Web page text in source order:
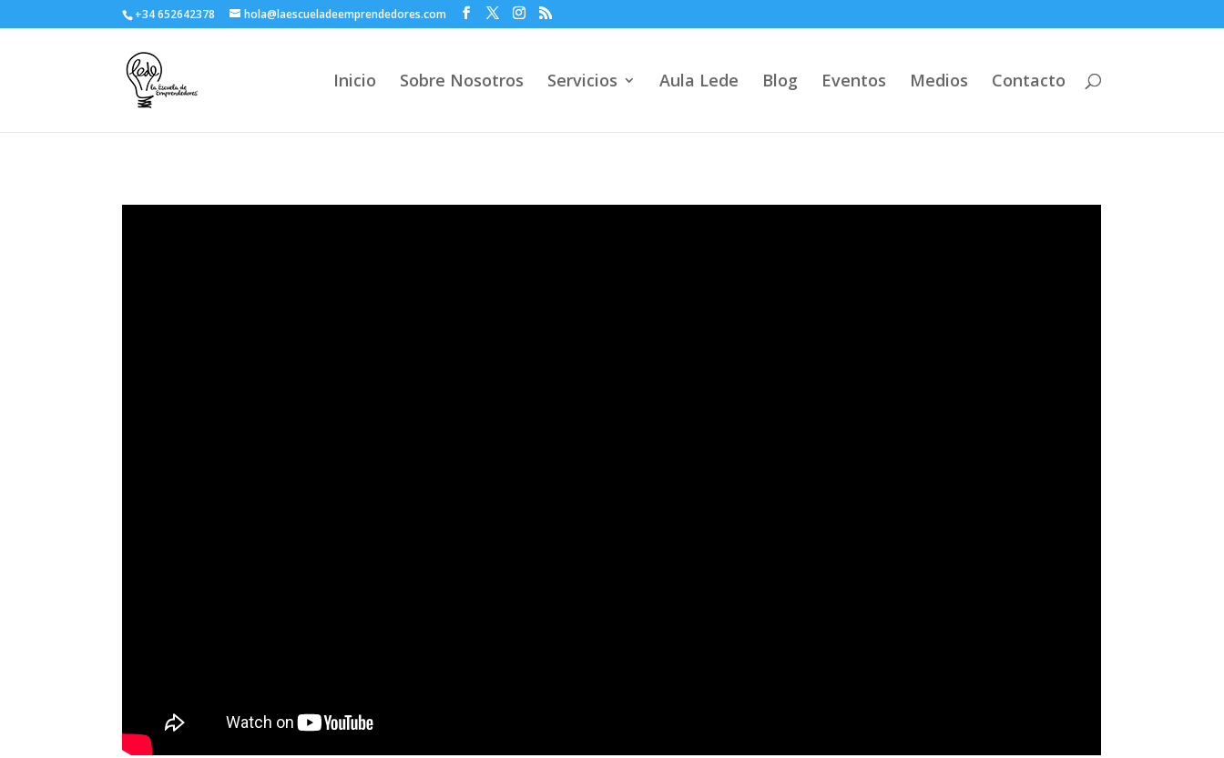
+34 652642378 hola@laescueladeemprendedores.com
Inicio Sobre Nosotros Servicios Aula Lede Blog Eventos Medios Contacto